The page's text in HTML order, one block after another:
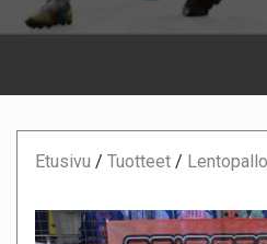
Etusivu / Tuotteet / Lentopallo